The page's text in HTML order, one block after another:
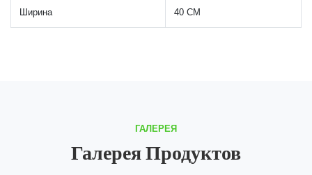
Ширина 40 СМ
ГАЛЕРЕЯ
Галерея Продуктов